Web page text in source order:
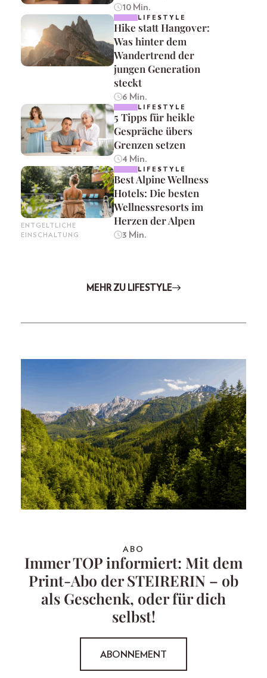
10 Min.
LIFESTYLE
Hike statt Hangover:
Was hinter dem
Wandertrend der
jungen Generation
steckt
6 Min.
LIFESTYLE
5 Tipps für heikle
Gespräche übers
Grenzen setzen
4 Min.
ENTGELTLICHE
EINSCHALTUNG
LIFESTYLE
Best Alpine Wellness
Hotels: Die besten
Wellnessresorts im
Herzen der Alpen
3 Min.
MEHR ZU LIFESTYLE
ABO
Immer TOP informiert: Mit dem
Print-Abo der STEIRERIN – ob
als Geschenk, oder für dich
selbst!
ABONNEMENT